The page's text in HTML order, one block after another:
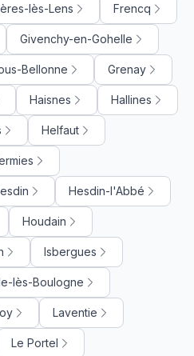
lès-Lens Frencq
Givenchy-en-Gohelle
Bellonne Grenay
Haisnes Hallines
Helfaut
Hesdin-l'Abbé
Houdain
Isbergues
lès-Boulogne
Laventie
Le Portel